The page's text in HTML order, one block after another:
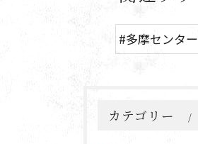
#多摩センター
カテゴリー